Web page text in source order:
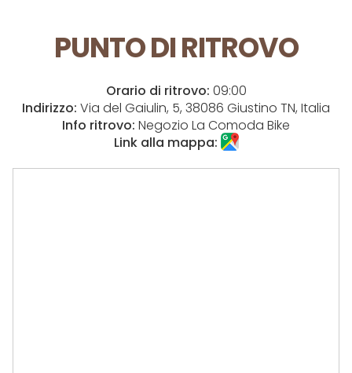
PUNTO DI RITROVO
Orario di ritrovo: 09:00
Indirizzo: Via del Gaiulin, 5, 38086 Giustino TN, Italia
Info ritrovo: Negozio La Comoda Bike
Link alla mappa: